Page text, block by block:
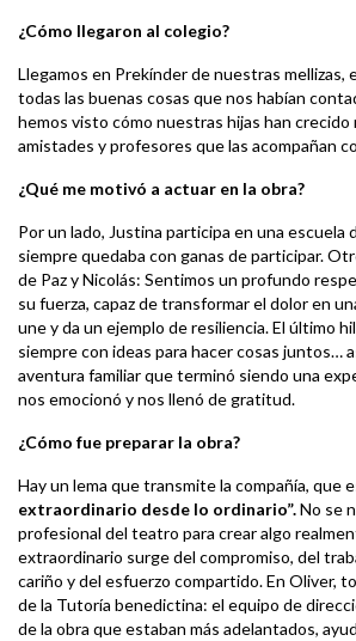
¿Cómo llegaron al colegio?
Llegamos en Prekínder de nuestras mellizas,
todas las buenas cosas que nos habían
hemos visto cómo nuestras hijas han crecido
amistades y profesores que las acompañan
¿Qué me motivó a actuar en la obra?
Por un lado, Justina participa en una escuela
siempre quedaba con ganas de participar.
de Paz y Nicolás: Sentimos un profundo
su fuerza, capaz de transformar el dolor en
une y da un ejemplo de resiliencia. El último
siempre con ideas para hacer cosas juntos…
aventura familiar que terminó siendo una
nos emocionó y nos llenó de gratitud.
¿Cómo fue preparar la obra?
Hay un lema que transmite la compañía, que
extraordinario desde lo ordinario”.No se
profesional del teatro para crear algo
extraordinario surge del compromiso, del
cariño y del esfuerzo compartido. En Oliver,
de la Tutoría benedictina: el equipo de
de la obra que estaban más adelantados,